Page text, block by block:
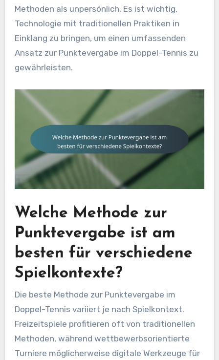
Methoden als unpersönlich. Es ist wichtig,
Technologie mit traditionellen Praktiken in
Einklang zu bringen, um einen umfassenden
Ansatz zur Punktevergabe im Doppel-Tennis zu
gewährleisten.
Welche Methode zur
Punktevergabe ist am
besten für verschiedene
Spielkontexte?
Die beste Methode zur Punktevergabe im
Doppel-Tennis variiert je nach Spielkontext.
Freizeitspiele profitieren oft von traditionellen
Methoden, während wettbewerbsorientierte
Turniere möglicherweise digitale Werkzeuge für